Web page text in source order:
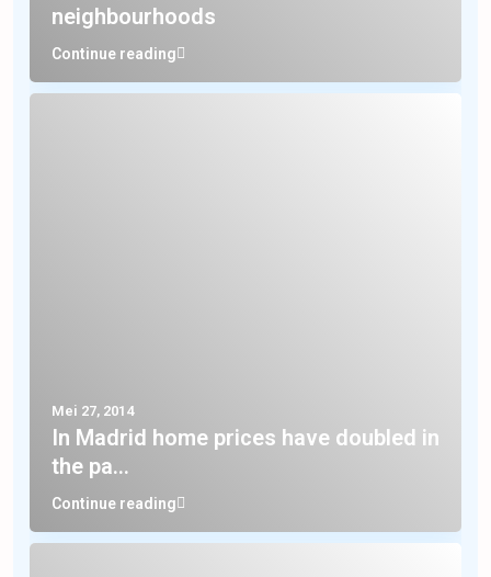
neighbourhoods
Continue reading
Mei 27, 2014
In Madrid home prices have doubled in
the pa...
Continue reading